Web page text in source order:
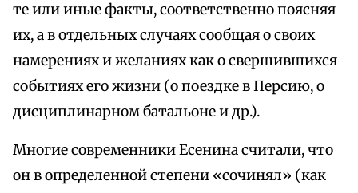
те или иные факты, соответственно поясняя
их, а в отдельных случаях сообщая о своих
намерениях и желаниях как о свершившихся
событиях его жизни (о поездке в Персию, о
дисциплинарном батальоне и др.).
Многие современники Есенина считали, что
он в определенной степени «сочинял» (как